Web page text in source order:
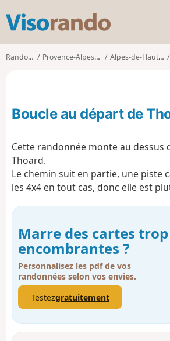
s
o
o
Randonnées Provence-Alpes-Côte d'Azur Alpes-de-Haute-Provence
Boucle au départ de
Cette randonnée monte au dessus
Thoard.
Le chemin suit en partie, une piste
les 4x4 en tout cas, donc elle est
Marre des cartes trop
encombrantes ?
Personnalisez les pdf de vos
randonnées selon vos envies.
Testezgratuitement